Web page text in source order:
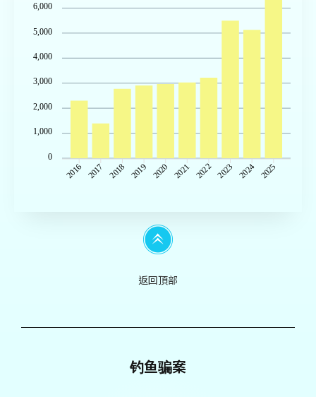
6,000
5,000
4,000
3,000
2,000
1,000
0
2016 2017 2018 2019 2020 2021 2022 2023 2024 2025
返回頂部
钓鱼骗案